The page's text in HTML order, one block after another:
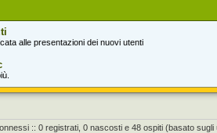
alle presentazioni dei nuovi utenti
:: 0 registrati, 0 nascosti e 48 ospiti (basato sugli